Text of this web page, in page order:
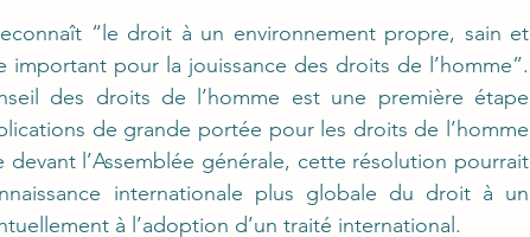
“le droit à un environnement propre, sain et
pour la jouissance des droits de l’homme”.
des droits de l’homme est une première étape
de grande portée pour les droits de l’homme
l’Assemblée générale, cette résolution pourrait
internationale plus globale du droit à un
à l’adoption d’un traité international.